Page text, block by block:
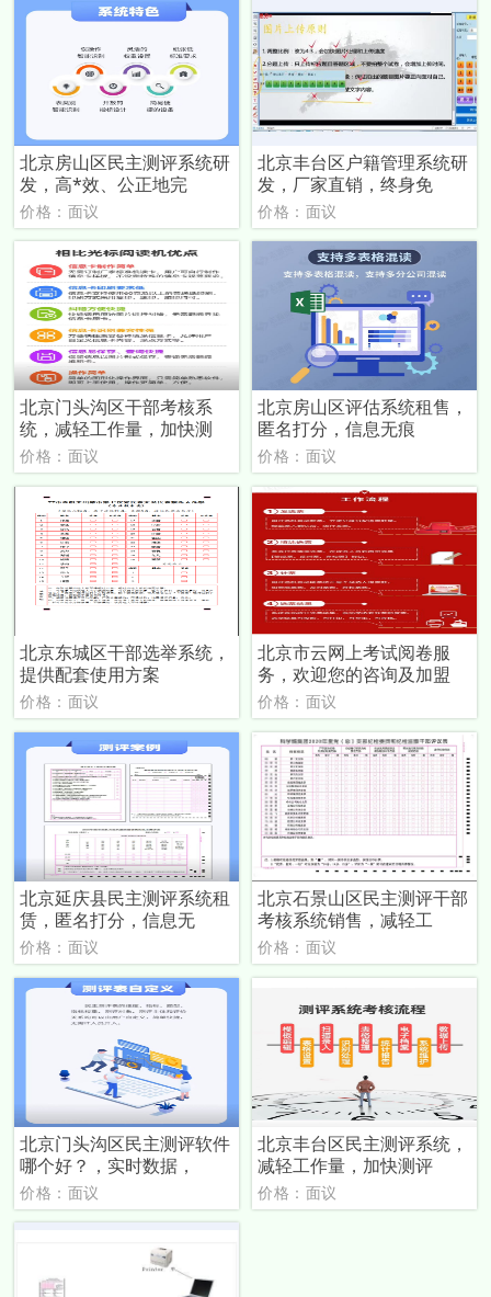
北京房山区民主测评系统研
发，高*效、公正地完
价格：面议
北京丰台区户籍管理系统研
发，厂家直销，终身免
价格：面议
北京门头沟区干部考核系
统，减轻工作量，加快测
价格：面议
北京房山区评估系统租售，
匿名打分，信息无痕
价格：面议
北京东城区干部选举系统，
提供配套使用方案
价格：面议
北京市云网上考试阅卷服
务，欢迎您的咨询及加盟
价格：面议
北京延庆县民主测评系统租
赁，匿名打分，信息无
价格：面议
北京石景山区民主测评干部
考核系统销售，减轻工
价格：面议
北京门头沟区民主测评软件
哪个好？，实时数据，
价格：面议
北京丰台区民主测评系统，
减轻工作量，加快测评
价格：面议